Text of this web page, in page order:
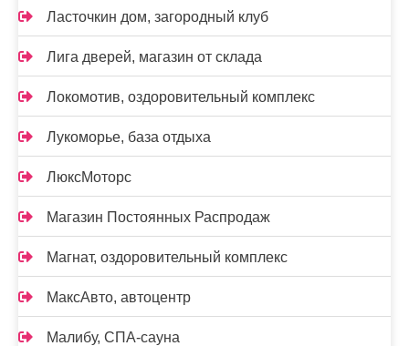
Ласточкин дом, загородный клуб
Лига дверей, магазин от склада
Локомотив, оздоровительный комплекс
Лукоморье, база отдыха
ЛюксМоторс
Магазин Постоянных Распродаж
Магнат, оздоровительный комплекс
МаксАвто, автоцентр
Малибу, СПА-сауна